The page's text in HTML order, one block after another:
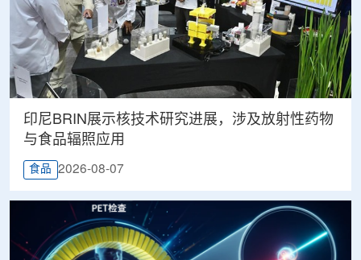
印尼BRIN展示核技术研究进展，涉及放射性药物
与食品辐照应用
食品 2026-08-07